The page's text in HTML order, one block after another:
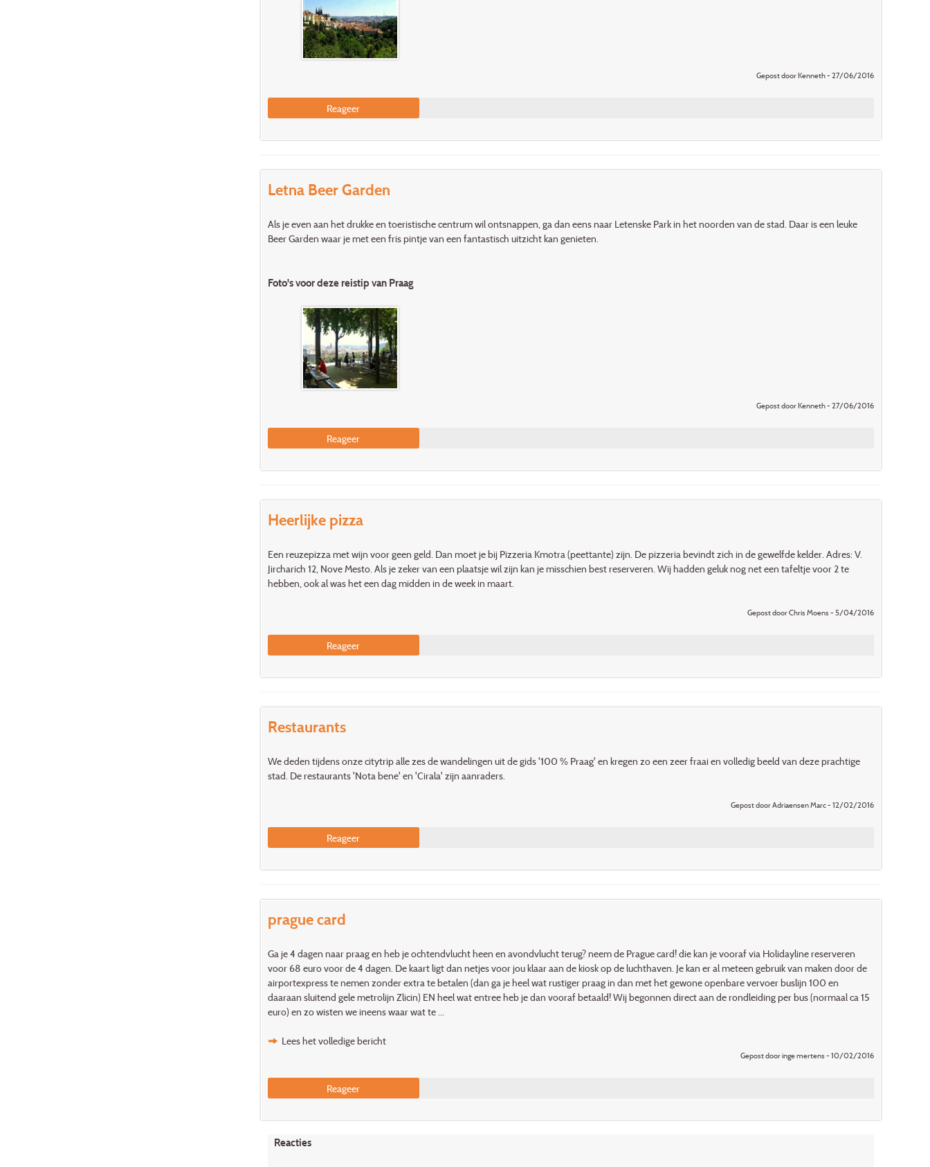
Gepost door Kenneth - 27/06/2016
Reageer
Letna Beer Garden
Als je even aan het drukke en toeristische centrum wil ontsnappen, ga dan eens naar Letenske Park in het noorden van de stad. Daar is een leuke
Beer Garden waar je met een fris pintje van een fantastisch uitzicht kan genieten.
Foto's voor deze reistip van Praag
Gepost door Kenneth - 27/06/2016
Reageer
Heerlijke pizza
Een reuzepizza met wijn voor geen geld. Dan moet je bij Pizzeria Kmotra (peettante) zijn. De pizzeria bevindt zich in de gewelfde kelder. Adres: V.
Jircharich 12, Nove Mesto. Als je zeker van een plaatsje wil zijn kan je misschien best reserveren. Wij hadden geluk nog net een tafeltje voor 2 te
hebben, ook al was het een dag midden in de week in maart.
Gepost door Chris Moens - 5/04/2016
Reageer
Restaurants
We deden tijdens onze citytrip alle zes de wandelingen uit de gids '100 % Praag' en kregen zo een zeer fraai en volledig beeld van deze prachtige
stad. De restaurants 'Nota bene' en 'Cirala' zijn aanraders.
Gepost door Adriaensen Marc - 12/02/2016
Reageer
prague card
Ga je 4 dagen naar praag en heb je ochtendvlucht heen en avondvlucht terug? neem de Prague card! die kan je vooraf via Holidayline reserveren
voor 68 euro voor de 4 dagen. De kaart ligt dan netjes voor jou klaar aan de kiosk op de luchthaven. Je kan er al meteen gebruik van maken door de
airportexpress te nemen zonder extra te betalen (dan ga je heel wat rustiger praag in dan met het gewone openbare vervoer buslijn 100 en
daaraan sluitend gele metrolijn Zlicin) EN heel wat entree heb je dan vooraf betaald! Wij begonnen direct aan de rondleiding per bus (normaal ca 15
euro) en zo wisten we ineens waar wat te ...
Lees het volledige bericht
Gepost door inge mertens - 10/02/2016
Reageer
Reacties